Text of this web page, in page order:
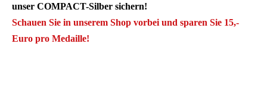
unser COMPACT-Silber sichern!
Schauen Sie in unserem Shop vorbei und sparen Sie 15,-
Euro pro Medaille!